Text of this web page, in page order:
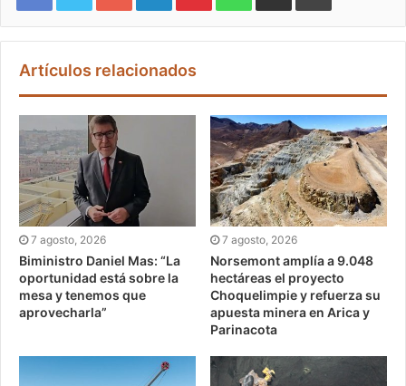
Artículos relacionados
7 agosto, 2026
Biministro Daniel Mas: “La
oportunidad está sobre la
mesa y tenemos que
aprovecharla”
7 agosto, 2026
Norsemont amplía a 9.048
hectáreas el proyecto
Choquelimpie y refuerza su
apuesta minera en Arica y
Parinacota